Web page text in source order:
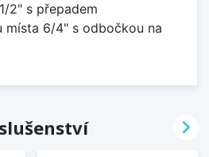
2" s přepadem
místa 6/4" s odbočkou na
